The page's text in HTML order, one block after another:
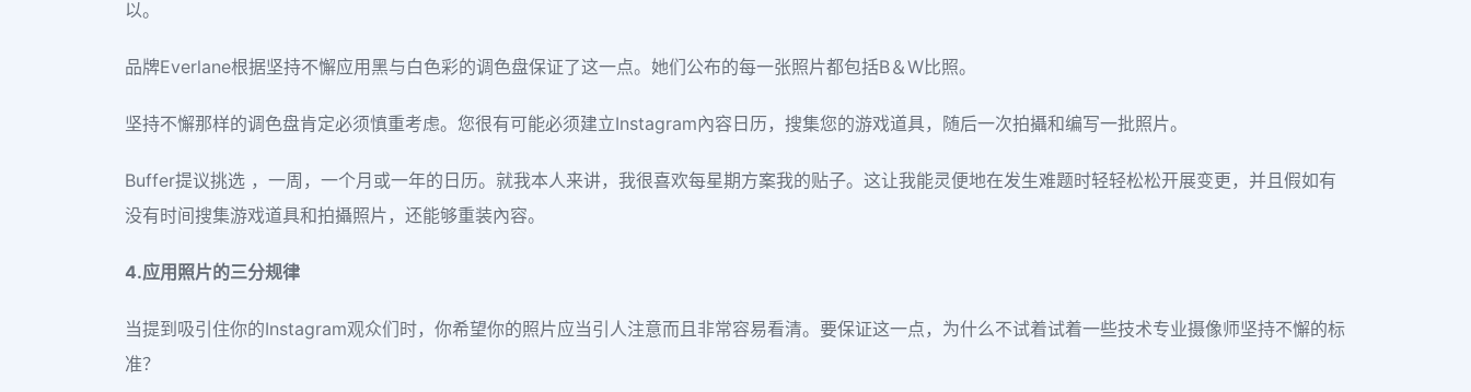
以。
品牌Everlane根据坚持不懈应用黑与白色彩的调色盘保证了这一点。她们公布的每一张照片都包括B＆W比照。
坚持不懈那样的调色盘肯定必须慎重考虑。您很有可能必须建立Instagram內容日历，搜集您的游戏道具，随后一次拍攝和编写一批照片。
Buffer提议挑选 ，一周，一个月或一年的日历。就我本人来讲，我很喜欢每星期方案我的贴子。这让我能灵便地在发生难题时轻轻松松开展变更，并且假如有
没有时间搜集游戏道具和拍攝照片，还能够重装內容。
4.应用照片的三分规律
当提到吸引住你的Instagram观众们时，你希望你的照片应当引人注意而且非常容易看清。要保证这一点，为什么不试着试着一些技术专业摄像师坚持不懈的标
准？